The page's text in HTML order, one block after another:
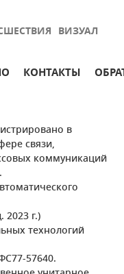
ВИЗУАЛ
КОНТАКТЫ
в
связи,
коммуникаций
г.)
технологий
57640.